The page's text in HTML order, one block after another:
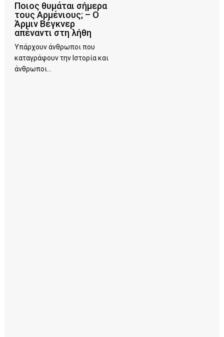
Ποιος θυμάται σήμερα
τους Αρμένιους; – Ο
Άρμιν Βέγκνερ
απέναντι στη λήθη
Υπάρχουν άνθρωποι που
καταγράφουν την Ιστορία και
άνθρωποι...